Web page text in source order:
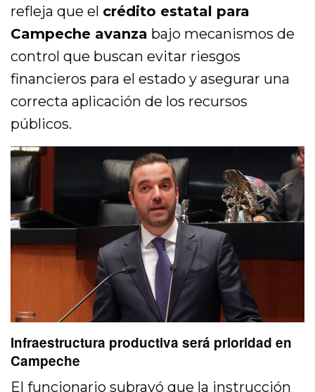
refleja que el crédito estatal para
Campeche avanza bajo mecanismos de
control que buscan evitar riesgos
financieros para el estado y asegurar una
correcta aplicación de los recursos
públicos.
Infraestructura productiva será prioridad en
Campeche
El funcionario subrayó que la instrucción